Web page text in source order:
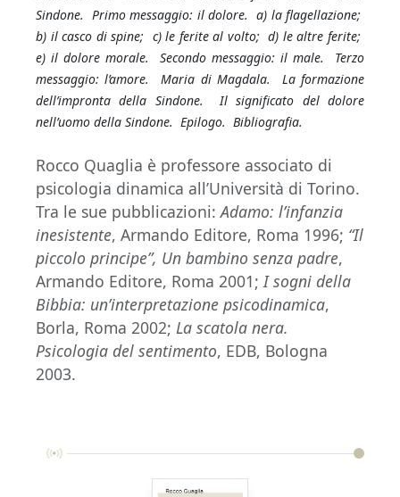
Sindone. Primo messaggio: il dolore. a) la flagellazione;
b) il casco di spine; c) le ferite al volto; d) le altre ferite;
e) il dolore morale.
Secondo messaggio: il male.
Terzo
messaggio: l’amore.
Maria di Magdala.
La formazione
dell’impronta della Sindone.
Il significato del dolore
nell’uomo della Sindone. Epilogo. Bibliografia.
Rocco Quaglia è professore associato di
psicologia dinamica all’Università di Torino.
Tra le sue pubblicazioni:Adamo: l’infanzia
inesistente, Armando Editore, Roma 1996; “Il
piccolo principe”, Un bambino senza padre,
Armando Editore, Roma 2001; I sogni della
Bibbia: un’interpretazione psicodinamica,
Borla, Roma 2002; La scatola nera.
Psicologia del sentimento, EDB, Bologna
2003.